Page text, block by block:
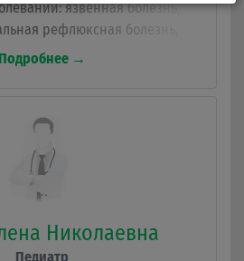
язвенная болезнь,
рефлюксная болезнь,
оформление медицинской
токсикоинфекции, ОКИ
Подробнее →
Николаевна
Педиатр